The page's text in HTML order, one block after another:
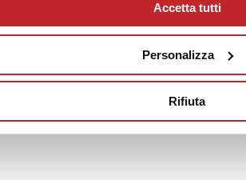
Accetta tutti
Personalizza
Rifiuta